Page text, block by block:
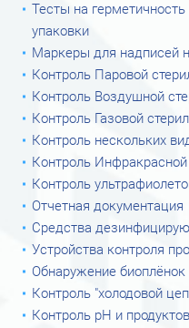
Тесты на
упаковки
Маркеры для надписей
Контроль Паровой
Контроль Воздушной
Контроль Газовой
Контроль нескольких
Контроль
Контроль
Отчетная документация
Средства
Устройства контроля
Обнаружение биоплёнок
Контроль "холодовой
Контроль рН и